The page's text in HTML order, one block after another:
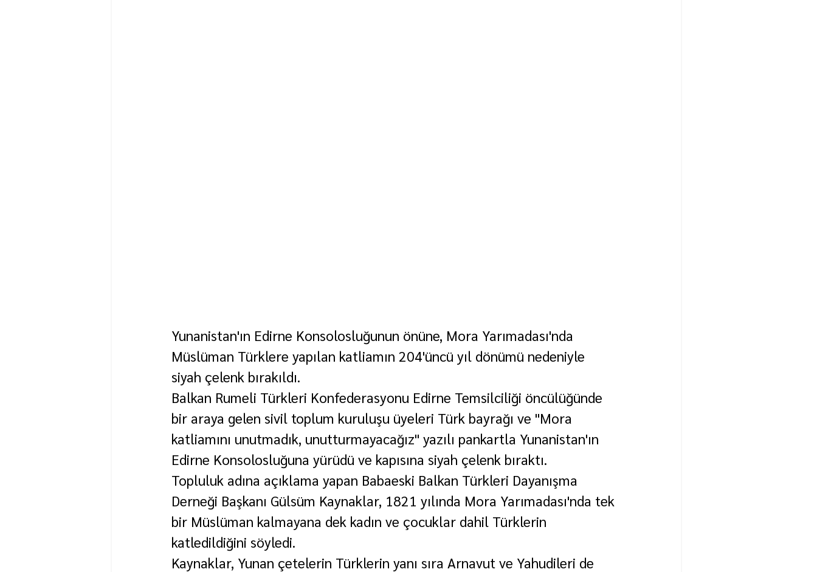
Yunanistan'ın Edirne Konsolosluğunun önüne, Mora Yarımadası'nda
Müslüman Türklere yapılan katliamın 204'üncü yıl dönümü nedeniyle
siyah çelenk bırakıldı.
Balkan Rumeli Türkleri Konfederasyonu Edirne Temsilciliği öncülüğünde
bir araya gelen sivil toplum kuruluşu üyeleri Türk bayrağı ve "Mora
katliamını unutmadık, unutturmayacağız" yazılı pankartla Yunanistan'ın
Edirne Konsolosluğuna yürüdü ve kapısına siyah çelenk bıraktı.
Topluluk adına açıklama yapan Babaeski Balkan Türkleri Dayanışma
Derneği Başkanı Gülsüm Kaynaklar, 1821 yılında Mora Yarımadası'nda tek
bir Müslüman kalmayana dek kadın ve çocuklar dahil Türklerin
katledildiğini söyledi.
Kaynaklar, Yunan çetelerin Türklerin yanı sıra Arnavut ve Yahudileri de